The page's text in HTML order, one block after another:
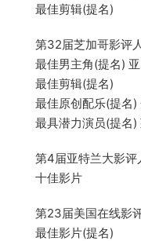
最佳剪辑(提名)
第32届芝加哥影评人
最佳男主角(提名) 亚
最佳剪辑(提名)
最佳原创配乐(提名)
最具潜力演员(提名)
第4届亚特兰大影评
十佳影片
第23届美国在线影
最佳影片(提名)